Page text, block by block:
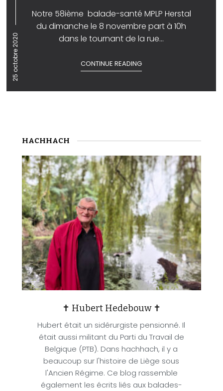
25 octobre 2020
Notre 58ième balade-santé MPLP Herstal
du dimanche le 8 novembre part à 10h
dans le tournant de la rue...
CONTINUE READING
HACHHACH
✝ Hubert Hedebouw ✝
Hubert était un sidérurgiste pensionné. Il
était aussi militant du Parti du Travail de
Belgique (PTB). Dans hachhach, il y a
beaucoup sur l'histoire de Liège sous
l'Ancien Régime. Ce blog rassemble
également les écrits liés aux balades-